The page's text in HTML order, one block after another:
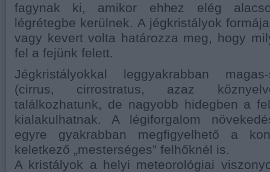
fagynak ki, amikor ehhez elég
légrétegbe kerülnek. A jégkristályok
vagy kevert volta határozza meg, hogy
fel a fejünk felett.
Jégkristályokkal leggyakrabban
(cirrus, cirrostratus, azaz
találkozhatunk, de nagyobb hidegben a
kialakulhatnak. A légiforgalom
egyre gyakrabban megfigyelhető a
keletkező „mesterséges” felhőknél is.
A kristályok a helyi meteorológiai